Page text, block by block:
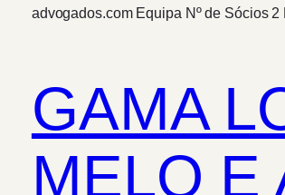
advogados.com Equipa Nº de Sócios
GAMA
MELO E